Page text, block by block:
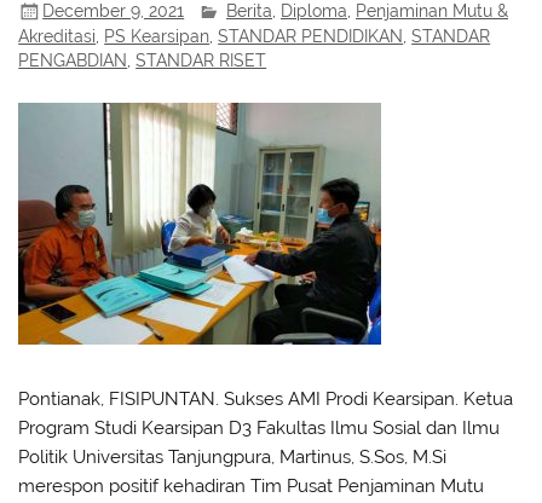
December 9, 2021 Berita Diploma
Penjaminan Mutu &
Akreditasi, PS Kearsipan,STANDAR PENDIDIKAN,STANDAR
PENGABDIAN,STANDAR RISET
Pontianak, FISIPUNTAN. Sukses AMI Prodi Kearsipan. Ketua
Program Studi Kearsipan D3 Fakultas Ilmu Sosial dan Ilmu
Politik Universitas Tanjungpura, Martinus, S.Sos, M.Si
merespon positif kehadiran Tim Pusat Penjaminan Mutu